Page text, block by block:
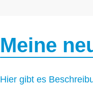
Meine
Hier gibt es